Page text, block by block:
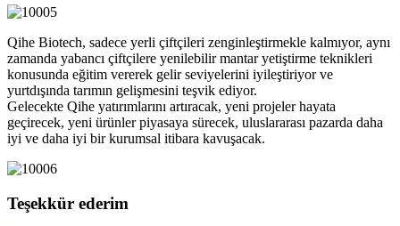
Qihe Biotech, sadece yerli çiftçileri zenginleştirmekle kalmıyor, aynı
zamanda yabancı çiftçilere yenilebilir mantar yetiştirme teknikleri
konusunda eğitim vererek gelir seviyelerini iyileştiriyor ve
yurtdışında tarımın gelişmesini teşvik ediyor.
Gelecekte Qihe yatırımlarını artıracak, yeni projeler hayata
geçirecek, yeni ürünler piyasaya sürecek, uluslararası pazarda daha
iyi ve daha iyi bir kurumsal itibara kavuşacak.
Teşekkür ederim